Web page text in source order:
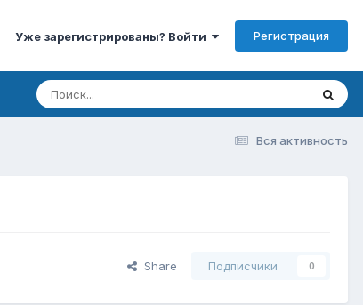
Уже зарегистрированы? Войти Регистрация
Вся активность
Share Подписчики 0